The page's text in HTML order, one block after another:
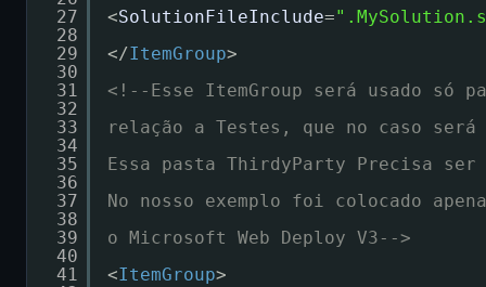
27
28
29
30
31
32
33
34
35
36
37
38
39
40
41
<SolutionFileInclude=
</ItemGroup>
<!--Esse ItemGroup será usado só
relação a Testes, que no caso será
Essa pasta ThirdyParty Precisa
No nosso exemplo foi colocado
o Microsoft Web Deploy V3-->
<ItemGroup>